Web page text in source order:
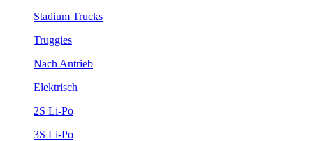
Stadium Trucks
Truggies
Nach Antrieb
Elektrisch
2S Li-Po
3S Li-Po